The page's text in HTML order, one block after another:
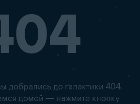
добрались до галактики 404.
домой — нажмите кнопку